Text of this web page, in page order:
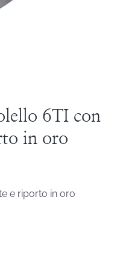
6TI con
in oro
e riporto in oro